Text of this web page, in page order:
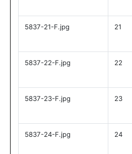
5837-21-F.jpg 21
5837-22-F.jpg 22
5837-23-F.jpg 23
5837-24-F.jpg 24